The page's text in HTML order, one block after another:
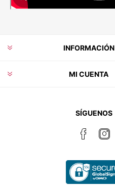
INFORMACIÓN
MI CUENTA
SÍGUENOS